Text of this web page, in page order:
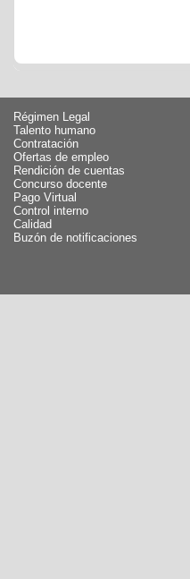
Régimen Legal
Talento humano
Contratación
Ofertas de empleo
Rendición de cuentas
Concurso docente
Pago Virtual
Control interno
Calidad
Buzón de notificaciones